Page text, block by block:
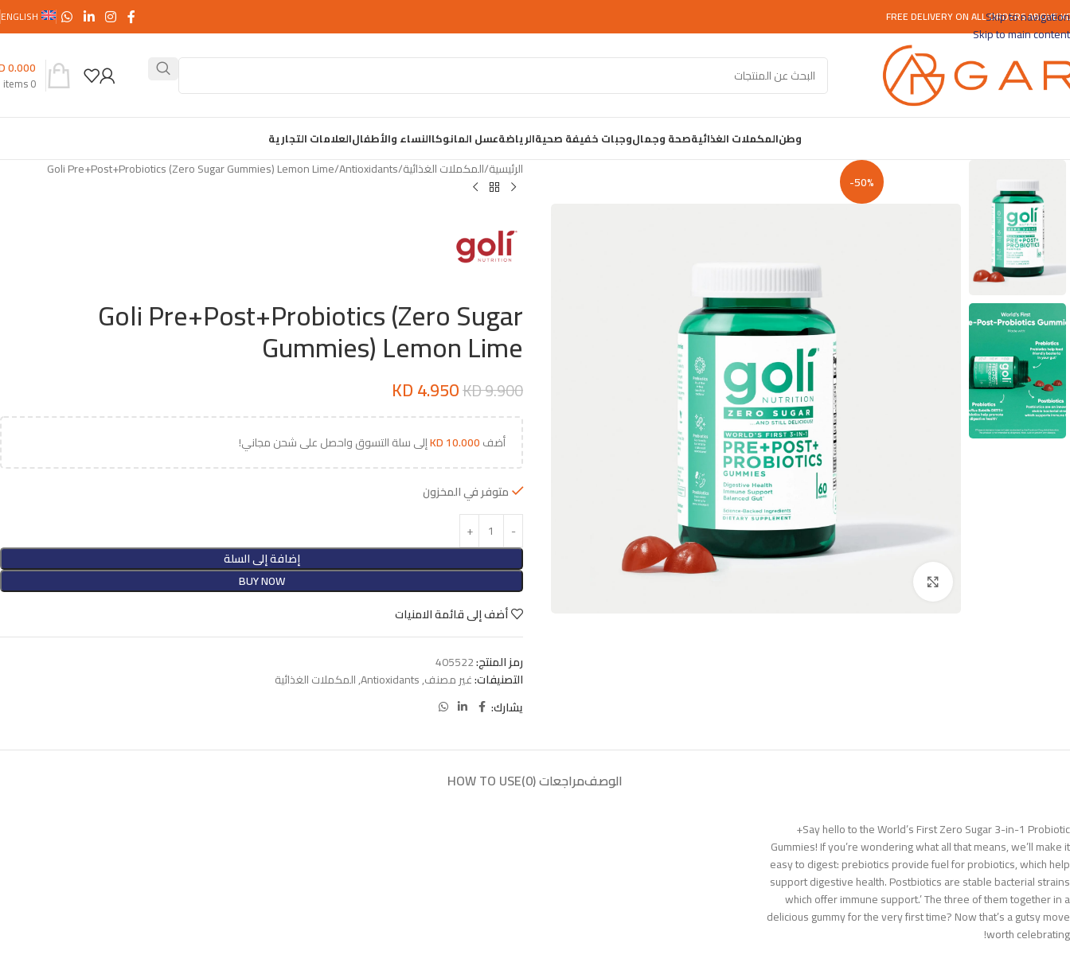
Skip to navigation
Skip to main content
FREE DELIVERY ON ALL ORDERS ABOVE
ENGLISH
0
items
0.000
وطنالمكملات الغذائيةصحة وجمالوجبات خفيفة صحيةالرياضةعسل المانوكاالنساء والأطفالالعلامات التجارية
-50%
الرئيسية المكملات الغذائية Antioxidants
Goli Pre+Post+Probiotics (Zero Sugar Gummies) Lemon Lime
Goli Pre+Post+Probiotics (Zero Sugar
Gummies) Lemon Lime
KD9.900
KD4.950
أضف KD10.000 إلى سلة التسوق واحصل على شحن مجاني!
متوفر في المخزون
إضافة إلى السلة
BUY NOW
أضف إلى قائمة الامنيات
رمز المنتج:405522
التصنيفات:غير مصنف,
Antioxidants
,المكملات الغذائية
يشارك:
الوصفمراجعات (0) HOW TO USE
Say hello to the World’s First Zero Sugar 3-in-1 Probiotic+
Gummies! If you’re wondering what all that means, we’ll make it
easy to digest: prebiotics provide fuel for probiotics, which help
support digestive health. Postbiotics are stable bacterial strains
which offer immune support.’ The three of them together in a
delicious gummy for the very first time? Now that’s a gutsy move
worth celebrating!